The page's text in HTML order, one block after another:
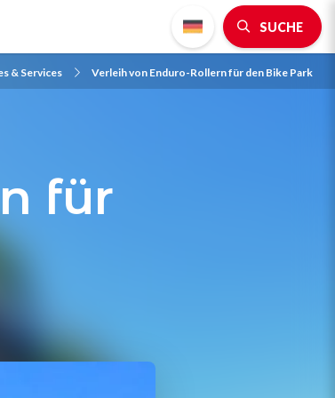
SUCHE
& Services Verleih von Enduro-Rollern für den Bike Park
für